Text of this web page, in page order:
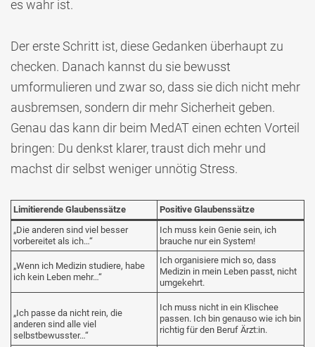
es wahr ist.
Der erste Schritt ist, diese Gedanken überhaupt zu
checken. Danach kannst du sie bewusst
umformulieren und zwar so, dass sie dich nicht mehr
ausbremsen, sondern dir mehr Sicherheit geben.
Genau das kann dir beim MedAT einen echten Vorteil
bringen: Du denkst klarer, traust dich mehr und
machst dir selbst weniger unnötig Stress.
Limitierende Glaubenssätze
Positive Glaubenssätze
„Die anderen sind viel besser
vorbereitet als ich…“
Ich muss kein Genie sein, ich
brauche nur ein System!
„Wenn ich Medizin studiere, habe
ich kein Leben mehr…“
Ich organisiere mich so, dass
Medizin in mein Leben passt, nicht
umgekehrt.
„Ich passe da nicht rein, die
anderen sind alle viel
selbstbewusster…“
Ich muss nicht in ein Klischee
passen. Ich bin genauso wie ich bin
richtig für den Beruf Ärzt:in.